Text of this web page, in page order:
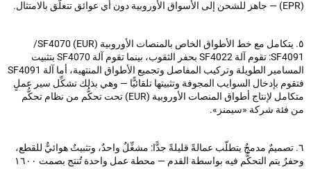
٥. يتكامل مع خط الأطواق الخاص بالمنصات الأوروبية (EUR) SF4070‏/‏
SF4091: تقوم آلة SF4022 بحفر الثقوب، بينما تقوم آلة SF4070 بتثبيت
المسامير الطويلة وتركيب المفاصل وتجميع الأطواق المنتهية، أما آلة SF4091
بإدخال السوايب المجوفة وتثبيتها تلقائيًّا — وهي بذلك تشكِّل سير عملٍ
متكامل لإنتاج أطواق المنصات الأوروبية (EUR) تحت تحكُّم من نظام تحكُّم
شركة «سيمنز».
تصميمٌ مدمجٌ يتطلّب عمالةً قليلةً جدًّا: مشغِّلٌ واحدٌ، وتثبيتٌ هوائيٌّ للقطع،
وحفرٌ يتم التحكُّم فيه بواسطة القدم — محطة عمل واحدة تُنتج بصمت ١٦٠٠